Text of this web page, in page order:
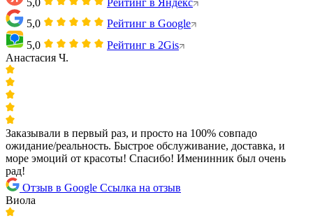
5,0
Рейтинг в Google
5,0
Рейтинг в 2Gis
Анастасия Ч.
Заказывали в первый раз, и просто на 100% совпадо
ожидание/реальность. Быстрое обслуживание, доставка, и
море эмоций от красоты! Спасибо! Именинник был очень
рад!
Отзыв в Google Ссылка на отзыв
Виола